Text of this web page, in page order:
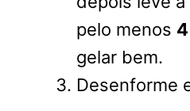
pelo menos
gelar bem.
Desenforme